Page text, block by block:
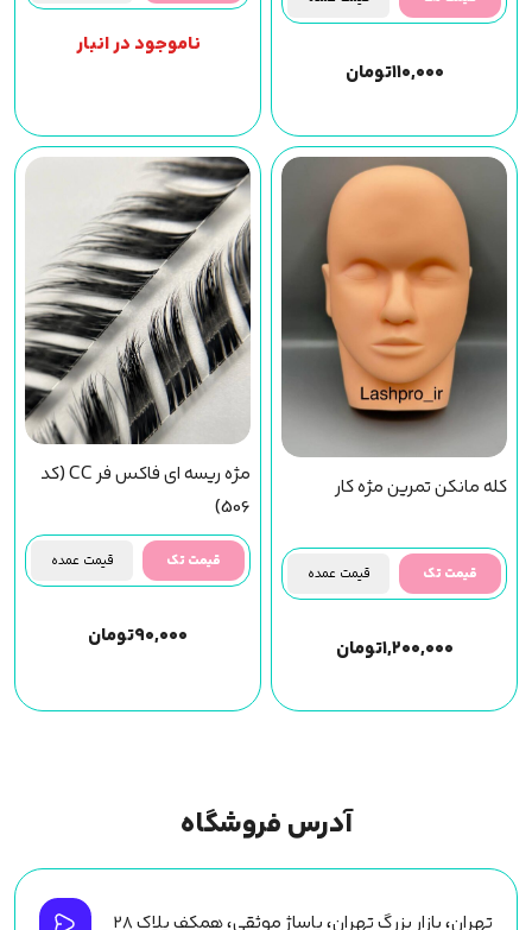
۱۱۰,۰۰۰تومان
ناموجود در انبار
کله مانکن تمرین مژه کار
قیمت تک قیمت عمده
۱,۲۰۰,۰۰۰تومان
مژه ریسه ای فاکس فر CC (کد
506)
قیمت تک قیمت عمده
۹۰,۰۰۰تومان
آدرس فروشگاه
تهران، بازار بزرگ تهران، پاساژ موثقی، همکف پلاک ۲۸